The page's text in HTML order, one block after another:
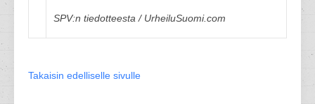
SPV:n tiedotteesta / UrheiluSuomi.com
Takaisin edelliselle sivulle